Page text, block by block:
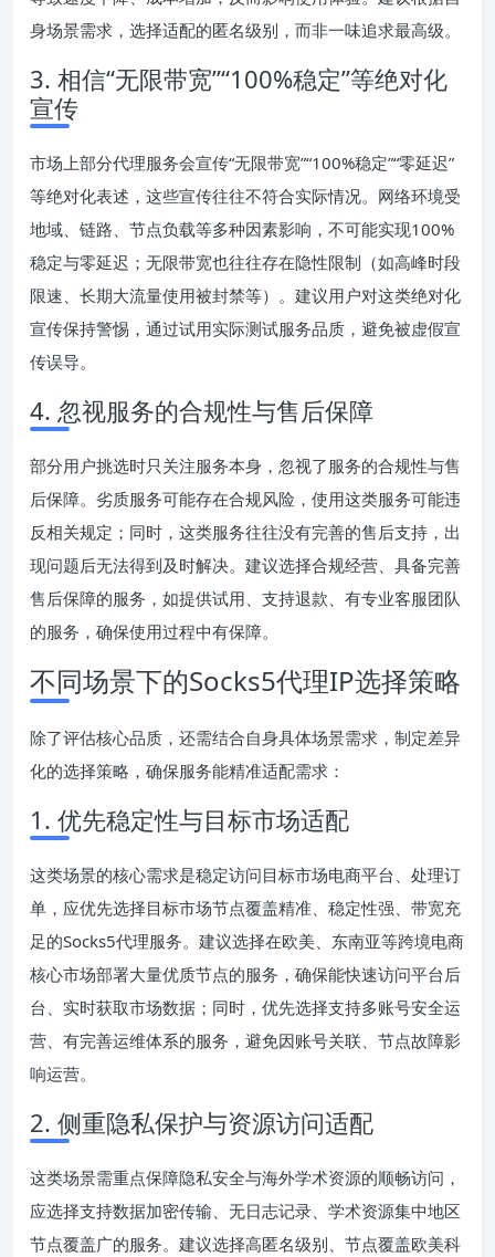
身场景需求，选择适配的匿名级别，而非一味追求最高级。
3. 相信“无限带宽”“100%稳定”等绝对化
宣传
市场上部分代理服务会宣传“无限带宽”“100%稳定”“零延迟”
等绝对化表述，这些宣传往往不符合实际情况。网络环境受
地域、链路、节点负载等多种因素影响，不可能实现100%
稳定与零延迟；无限带宽也往往存在隐性限制（如高峰时段
限速、长期大流量使用被封禁等）。建议用户对这类绝对化
宣传保持警惕，通过试用实际测试服务品质，避免被虚假宣
传误导。
4. 忽视服务的合规性与售后保障
部分用户挑选时只关注服务本身，忽视了服务的合规性与售
后保障。劣质服务可能存在合规风险，使用这类服务可能违
反相关规定；同时，这类服务往往没有完善的售后支持，出
现问题后无法得到及时解决。建议选择合规经营、具备完善
售后保障的服务，如提供试用、支持退款、有专业客服团队
的服务，确保使用过程中有保障。
不同场景下的Socks5代理IP选择策略
除了评估核心品质，还需结合自身具体场景需求，制定差异
化的选择策略，确保服务能精准适配需求：
1. 优先稳定性与目标市场适配
这类场景的核心需求是稳定访问目标市场电商平台、处理订
单，应优先选择目标市场节点覆盖精准、稳定性强、带宽充
足的Socks5代理服务。建议选择在欧美、东南亚等跨境电商
核心市场部署大量优质节点的服务，确保能快速访问平台后
台、实时获取市场数据；同时，优先选择支持多账号安全运
营、有完善运维体系的服务，避免因账号关联、节点故障影
响运营。
2. 侧重隐私保护与资源访问适配
这类场景需重点保障隐私安全与海外学术资源的顺畅访问，
应选择支持数据加密传输、无日志记录、学术资源集中地区
节点覆盖广的服务。建议选择高匿名级别、节点覆盖欧美科